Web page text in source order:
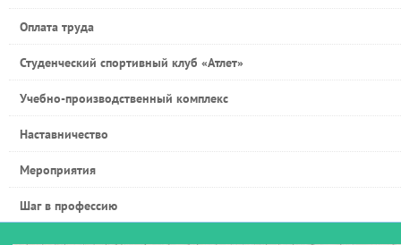
Оплата труда
Студенческий спортивный клуб «Атлет»
Учебно-производственный комплекс
Наставничество
Мероприятия
Шаг в профессию